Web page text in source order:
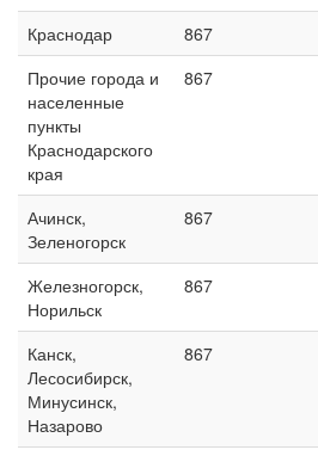
Краснодар
867
Прочие города и
населенные
пункты
Краснодарского
края
867
Ачинск,
Зеленогорск
867
Железногорск,
Норильск
867
Канск,
Лесосибирск,
Минусинск,
Назарово
867